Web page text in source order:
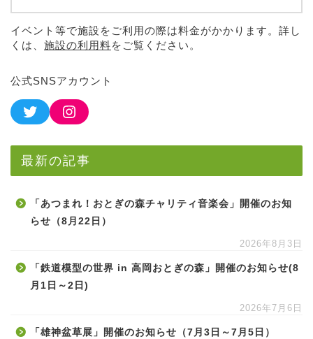
イベント等で施設をご利用の際は料金がかかります。詳し
くは、 施設の利用料をご覧ください。
公式SNSアカウント
最新の記事
「あつまれ！おとぎの森チャリティ音楽会」開催のお知
らせ（8月22日）
2026年8月3日
「鉄道模型の世界 in 高岡おとぎの森」開催のお知らせ(8
月1日～2日)
2026年7月6日
「雄神盆草展」開催のお知らせ（7月3日～7月5日）